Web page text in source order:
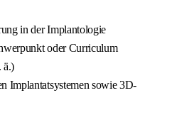
in der Implantologie
oder Curriculum
ä.)
Implantatsystemen sowie 3D-